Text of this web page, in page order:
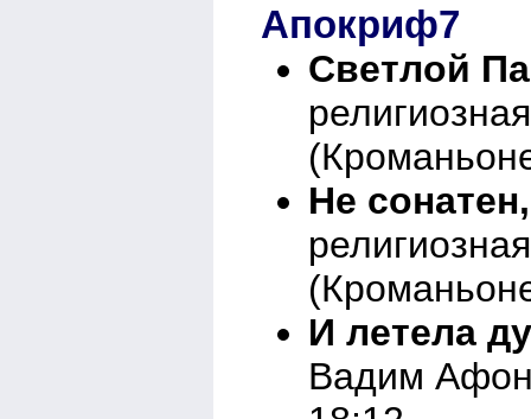
Апокриф7
Светлой
Не
И летела
Вадим